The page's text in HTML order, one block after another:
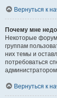
Вернуться к
Почему мне
Некоторые
группам
них темы и
потребоваться
Вернуться к